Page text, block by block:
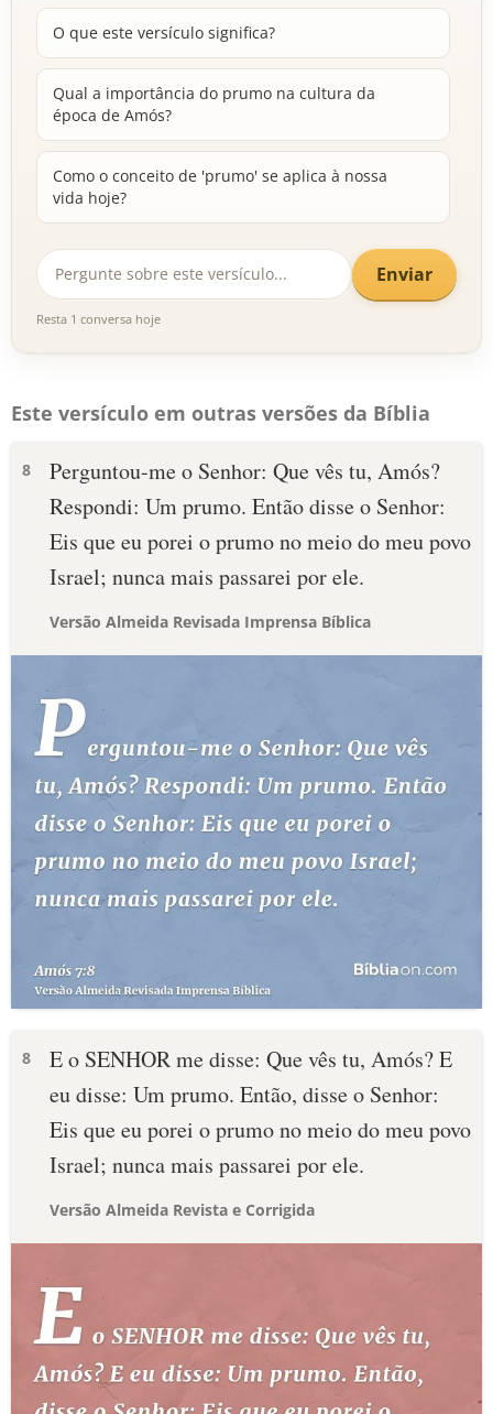
O que este versículo significa?
Qual a importância do prumo na cultura da
época de Amós?
Como o conceito de 'prumo' se aplica à nossa
vida hoje?
Enviar
Resta 1 conversa hoje
Este versículo em outras versões da Bíblia
8
Perguntou-me o Senhor: Que vês tu, Amós?
Respondi: Um prumo. Então disse o Senhor:
Eis que eu porei o prumo no meio do meu povo
Israel; nunca mais passarei por ele.
Versão Almeida Revisada Imprensa Bíblica
8
E o SENHOR me disse: Que vês tu, Amós? E
eu disse: Um prumo. Então, disse o Senhor:
Eis que eu porei o prumo no meio do meu povo
Israel; nunca mais passarei por ele.
Versão Almeida Revista e Corrigida